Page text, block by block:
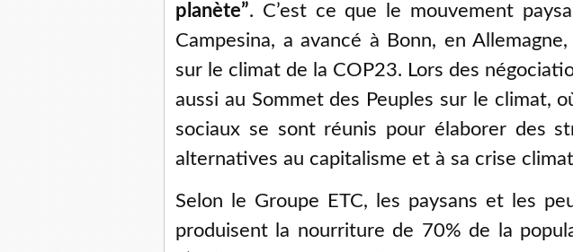
planète”. C’est ce que le mouvement
Campesina, a avancé à Bonn, en
sur le climat de la COP23. Lors des
aussi au Sommet des Peuples sur le climat,
sociaux se sont réunis pour élaborer des
alternatives au capitalisme et à sa crise
Selon le Groupe ETC, les paysans et les
produisent la nourriture de 70% de la